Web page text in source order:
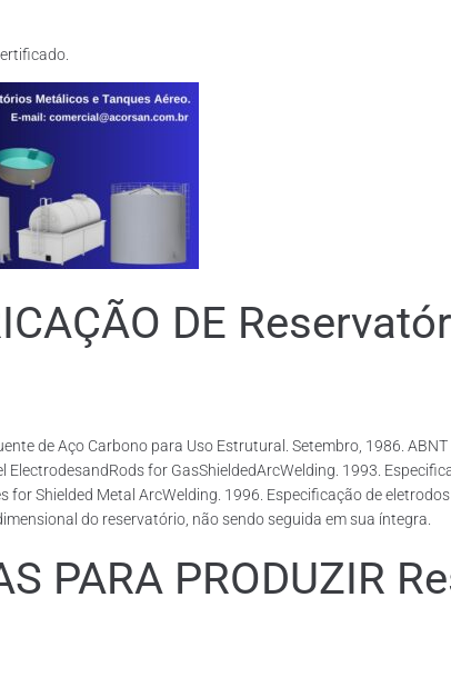
DE
de Aço Carbono para Uso Estrutural. Setembro, 1986.
for GasShieldedArcWelding. 1993.
Shielded Metal ArcWelding. 1996. Especificação de
do reservatório, não sendo seguida em sua íntegra.
PARA PRODUZIR